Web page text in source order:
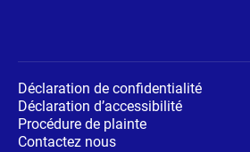
Facebook
Twitter
Déclaration de confidentialité
Déclaration d’accessibilité
Procédure de plainte
Contactez nous